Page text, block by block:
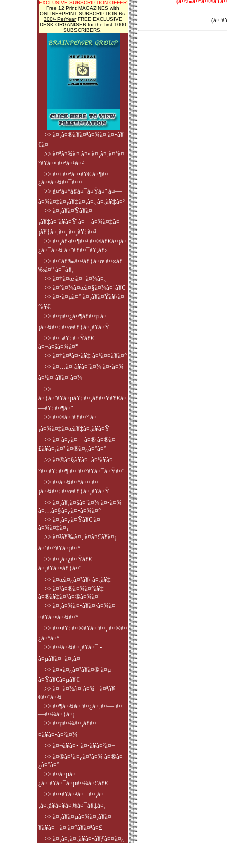
EXCLUSIVE SUBSCRIPTION OFFER
Free 12 Print MAGAZINES with
ONLINE+PRINT SUBSCRIPTION Rs.
300/- PerYearFREE EXCLUSIVE
DESK ORGANISER for the first 1000
SUBSCRIBERS.
>> à¤¸à¤®à¥à¤ªà¤¾à¤¦à¤•à¥
€à¤¯
>> à¤ªà¤¾à¤ à¤• à¤¸à¤‚à¤ªà¤
°à¥à¤• à¤ªà¤¹à¤²
>> à¤†à¤ªà¤•à¥€ à¤¶à¤
¿à¤•à¤¾à¤¯à¤¤
>> à¤ªà¤°à¥à¤¯à¤Ÿà¤¨ à¤—
à¤¾à¤‡à¤¡à¥‡à¤‚à¤¸ à¤¸à¥‡à¤²
>> à¤¸à¥à¤Ÿà¥à¤
¡à¥‡à¤¨à¥à¤Ÿ à¤—à¤¾à¤‡à¤
¡à¥‡à¤‚à¤¸ à¤¸à¥‡à¤²
>> à¤¸à¥‹à¤¶à¤² à¤®à¥€à¤¡à¤
¿à¤¯à¤¾ à¤¨à¥à¤¯à¥‚à¥›
>> à¤¨à¥‰à¤²à¥‡à¤œ à¤«à¥
‰à¤° à¤¯à¥‚
>> à¤†à¤œ à¤–à¤¾à¤¸
>> à¤°à¤¾à¤œà¤§à¤¾à¤¨à¥€
>> à¤•à¤µà¤° à¤¸à¥à¤Ÿà¥‹à¤
°à¥€
>> à¤µà¤¿à¤¶à¥à¤µ à¤
¡à¤¾à¤‡à¤œà¥‡à¤¸à¥à¤Ÿ
>> à¤¬à¥‡à¤Ÿà¥€
à¤¬à¤šà¤¾à¤“
>> à¤†à¤ªà¤•à¥‡ à¤ªà¤¤à¥à¤°
>> à¤…à¤¨à¥à¤¨à¤¾ à¤•à¤¾
à¤ªà¤¨à¥à¤¨à¤¾
>>
à¤‡à¤¨à¥à¤µà¥‡à¤¸à¥à¤Ÿà¥€à¤
—à¥‡à¤¶à¤¨
>> à¤®à¤ªà¥à¤°.à¤
¡à¤¾à¤‡à¤œà¥‡à¤¸à¥à¤Ÿ
>> à¤¨à¤¿à¤—à¤® à¤®à¤
£à¥à¤¡à¤² à¤®à¤¿à¤°à¤°
>> à¤®à¤§à¥à¤¯à¤ªà¥à¤
°à¤¦à¥‡à¤¶ à¤ªà¤°à¥à¤¯à¤Ÿà¤¨
>> à¤­à¤¾à¤°à¤¤ à¤
¡à¤¾à¤‡à¤œà¥‡à¤¸à¥à¤Ÿ
>> à¤¸à¥‚à¤šà¤¨à¤¾ à¤•à¤¾
à¤…à¤§à¤¿à¤•à¤¾à¤°
>> à¤¸à¤¿à¤Ÿà¥€ à¤—
à¤¾à¤‡à¤¡
>> à¤²à¥‰à¤‚ à¤à¤£à¥à¤¡
à¤‘à¤°à¥à¤¡à¤°
>> à¤¸à¤¿à¤Ÿà¥€
à¤¸à¥à¤•à¥‡à¤¨
>> à¤œà¤¿à¤²à¥‹ à¤¸à¥‡
>> à¤¹à¤®à¤¾à¤°à¥‡
à¤®à¥‡à¤¹à¤®à¤¾à¤¨
>> à¤¸à¤¾à¤•à¥à¤·à¤¾à¤
¤à¥à¤•à¤¾à¤°
>> à¤•à¥‡à¤®à¥à¤ªà¤¸ à¤®à¤
¿à¤°à¤°
>> à¤¹à¤¾à¤¸à¥à¤¯ -
à¤µà¥à¤¯à¤‚à¤—
>> à¤«à¤¿à¤²à¥à¤® à¤µ
à¤Ÿà¥€à¤µà¥€
>> à¤–à¤¾à¤¨à¤¾ - à¤ªà¥
€à¤¨à¤¾
>> à¤¶à¤¾à¤ªà¤¿à¤‚à¤— à¤
—à¤¾à¤‡à¤¡
>> à¤µà¤¾à¤¸à¥à¤
¤à¥à¤•à¤²à¤¾
>> à¤¬à¥à¤•-à¤•à¥à¤²à¤¬
>> à¤®à¤¹à¤¿à¤²à¤¾ à¤®à¤
¿à¤°à¤°
>> à¤­à¤µà¤
¿à¤·à¥à¤¯à¤µà¤¾à¤£à¥€
>> à¤•à¥à¤²à¤¬ à¤¸à¤
‚à¤¸à¥à¤¥à¤¾à¤¯à¥‡à¤‚
>> à¤¸à¥à¤µà¤¾à¤¸à¥à¤
¥à¥à¤¯ à¤¦à¤°à¥à¤ªà¤£
>> à¤¸à¤‚à¤¸à¥à¤•à¥ƒà¤¤à¤¿